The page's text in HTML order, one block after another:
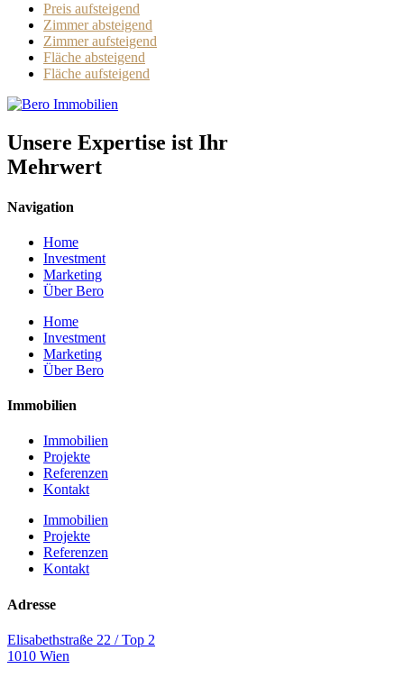
Preis aufsteigend
Zimmer absteigend
Zimmer aufsteigend
Fläche absteigend
Fläche aufsteigend
Unsere Expertise ist Ihr
Mehrwert
Navigation
Home
Investment
Marketing
Über Bero
Home
Investment
Marketing
Über Bero
Immobilien
Immobilien
Projekte
Referenzen
Kontakt
Immobilien
Projekte
Referenzen
Kontakt
Adresse
Elisabethstraße 22 / Top 2
1010 Wien